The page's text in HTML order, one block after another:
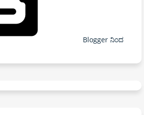
Blogger ನಿಂದ